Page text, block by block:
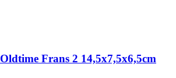
Oldtime Frans 2 14,5x7,5x6,5cm